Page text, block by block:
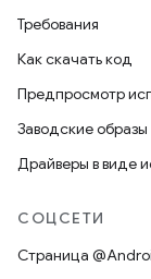
Требования
Как скачать код
Предпросмотр
Заводские образы
Драйверы в виде
СОЦСЕТИ
Страница